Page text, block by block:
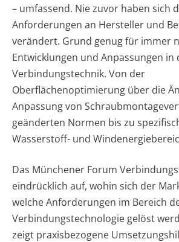
– umfassend. Nie zuvor haben sich
Anforderungen an Hersteller und
verändert. Grund genug für immer
Entwicklungen und Anpassungen in
Verbindungstechnik. Von der
Oberflächenoptimierung über die
Anpassung von
geänderten Normen bis zu
Wasserstoff- und
Das Münchener Forum
eindrücklich auf, wohin sich der
welche Anforderungen im Bereich
Verbindungstechnologie gelöst
zeigt praxisbezogene